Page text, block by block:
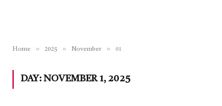
Home » 2025 » November » 01
DAY: NOVEMBER 1, 2025